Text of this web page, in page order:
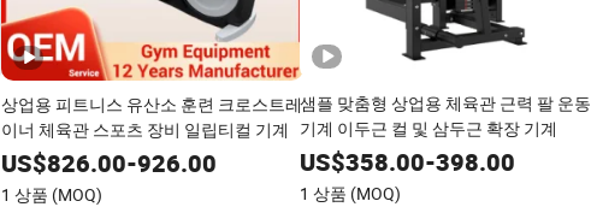
상업용 피트니스 유산소 훈련 크로스트레
이너 체육관 스포츠 장비 일립티컬 기계
US$826.00-926.00
1 상품 (MOQ)
샘플 맞춤형 상업용 체육관 근력 팔 운동
기계 이두근 컬 및 삼두근 확장 기계
US$358.00-398.00
1 상품 (MOQ)